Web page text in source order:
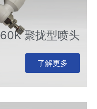
60K 聚拢型喷头
了解更多